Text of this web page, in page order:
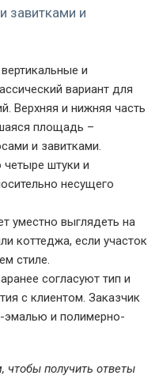
Модель РС-04
завитками и
и
вариант для
Верхняя и нижняя часть
площадь –
и завитками.
штуки и
несущего
уместно выглядеть на
коттеджа, если участок
стиле.
согласуют тип и
с клиентом. Заказчик
эмалью и полимерно-
чтобы получить ответы